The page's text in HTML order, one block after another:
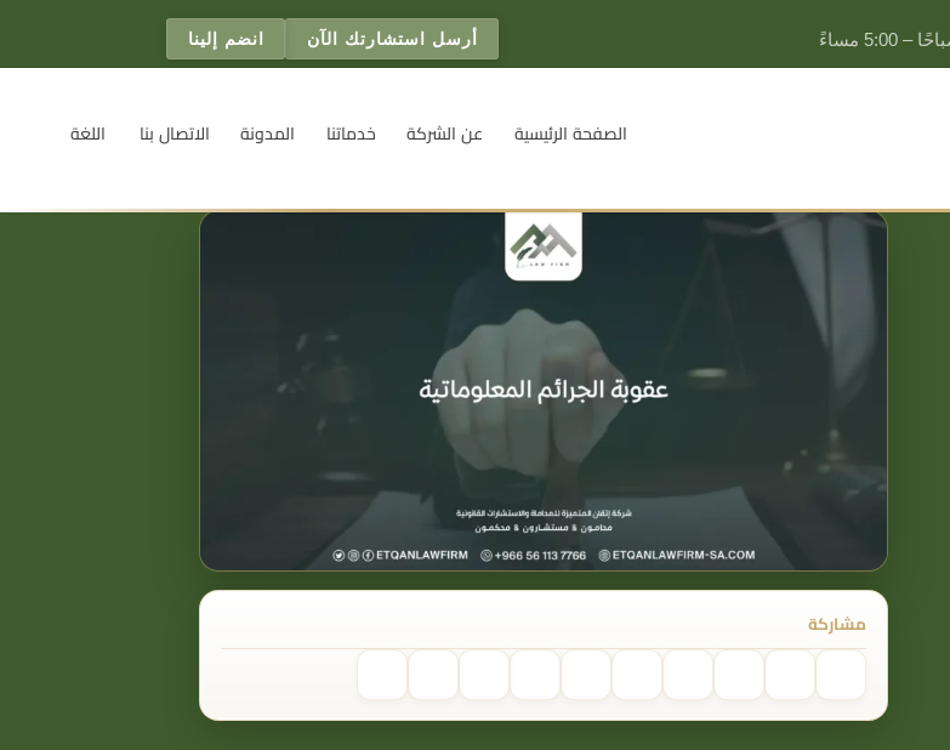
أرسل استشارتك الآن انضم إلينا
الصفحة الرئيسية عن الشركة خدماتنا
تسوية المنازعات
القضايا التجارية
منازعات العقود التجارية
التظلمات
العقود الحكومية
المدونة الاتصال بنا اللغة
مشاركة